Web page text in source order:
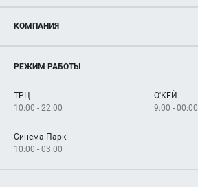
Новости
Магазины
Услуги
КОМПАНИЯ
Рекламодателям
Как добраться
РЕЖИМ РАБОТЫ
ТРЦ
10:00 - 22:00
О'КЕЙ
9:00 - 00:00
Синема Парк
10:00 - 03:00